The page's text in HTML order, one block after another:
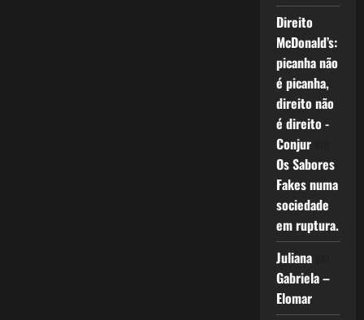
Direito
McDonald’s:
picanha não
é picanha,
direito não
é direito -
Conjurem
Os Sabores
Fakes numa
sociedade
em ruptura.
Julianaem
Gabriela –
Elomar